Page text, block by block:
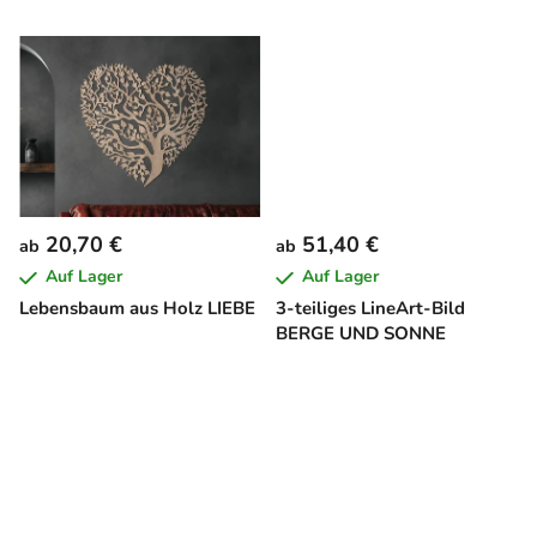
d
u
t
e
Lebensbaum aus Holz LIEBE
ab 20,70 €
Auf Lager
3-teiliges LineArt-Bild
BERGE UND SONNE
ab 51,40 €
Auf Lager